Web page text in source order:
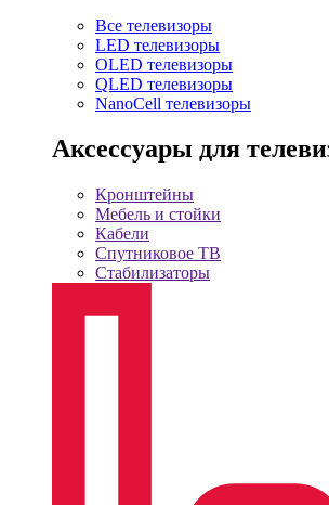
Все телевизоры
LED телевизоры
OLED телевизоры
QLED телевизоры
NanoCell телевизоры
Аксессуары для
Кронштейны
Мебель и стойки
Кабели
Спутниковое ТВ
Стабилизаторы